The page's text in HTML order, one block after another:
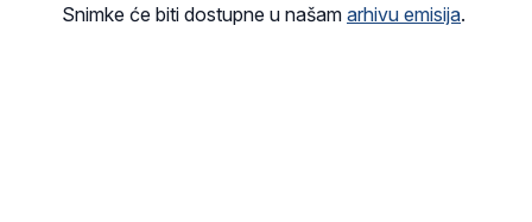
Snimke će biti dostupne u našam arhivu emisija.